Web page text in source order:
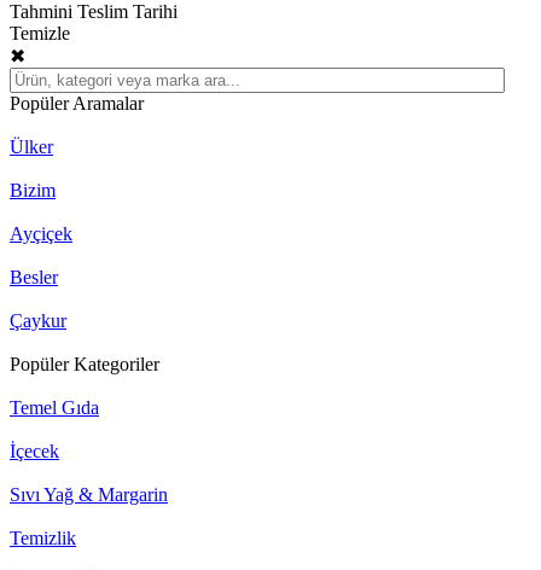
Tahmini Teslim Tarihi
Temizle
✖
Popüler Aramalar
Ülker
Bizim
Ayçiçek
Besler
Çaykur
Popüler Kategoriler
Temel Gıda
İçecek
Sıvı Yağ & Margarin
Temizlik